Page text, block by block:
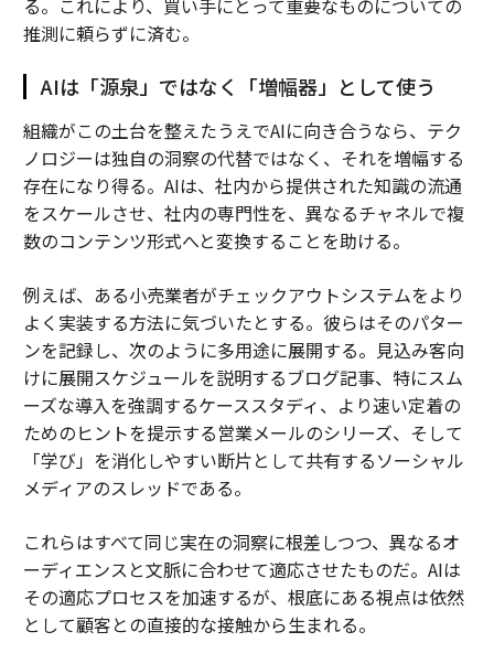
る。これにより、買い手にとって重要なものについての
推測に頼らずに済む。
AIは「源泉」ではなく「増幅器」として使う
組織がこの土台を整えたうえでAIに向き合うなら、テク
ノロジーは独自の洞察の代替ではなく、それを増幅する
存在になり得る。AIは、社内から提供された知識の流通
をスケールさせ、社内の専門性を、異なるチャネルで複
数のコンテンツ形式へと変換することを助ける。
例えば、ある小売業者がチェックアウトシステムをより
よく実装する方法に気づいたとする。彼らはそのパター
ンを記録し、次のように多用途に展開する。見込み客向
けに展開スケジュールを説明するブログ記事、特にスム
ーズな導入を強調するケーススタディ、より速い定着の
ためのヒントを提示する営業メールのシリーズ、そして
「学び」を消化しやすい断片として共有するソーシャル
メディアのスレッドである。
これらはすべて同じ実在の洞察に根差しつつ、異なるオ
ーディエンスと文脈に合わせて適応させたものだ。AIは
その適応プロセスを加速するが、根底にある視点は依然
として顧客との直接的な接触から生まれる。